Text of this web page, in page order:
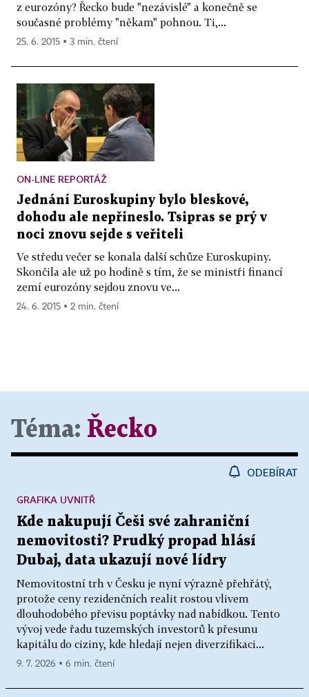
z eurozóny? Řecko bude "nezávislé" a konečně se
současné problémy "někam" pohnou. Ti,...
25. 6. 2015 ▪ 3 min. čtení
ON-LINE REPORTÁŽ
Jednání Euroskupiny bylo bleskové,
dohodu ale nepřineslo. Tsipras se prý v
noci znovu sejde s veřiteli
Ve středu večer se konala další schůze Euroskupiny.
Skončila ale už po hodině s tím, že se ministři financí
zemí eurozóny sejdou znovu ve...
24. 6. 2015 ▪ 2 min. čtení
Téma: Řecko
ODEBÍRAT
Kde nakupují Češi své zahraniční
nemovitosti? Prudký propad hlásí
Dubaj, data ukazují nové lídry
Nemovitostní trh v Česku je nyní výrazně přehřátý,
protože ceny rezidenčních realit rostou vlivem
dlouhodobého převisu poptávky nad nabídkou. Tento
vývoj vede řadu tuzemských investorů k přesunu
kapitálu do ciziny, kde hledají nejen diverzifikaci...
GRAFIKA UVNITŘ
9. 7. 2026 ▪ 6 min. čtení